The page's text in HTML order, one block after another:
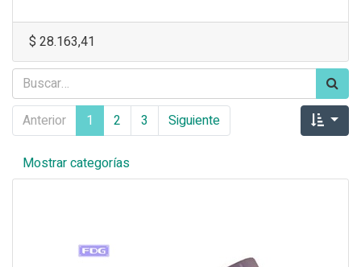
$ 28.163,41
Anterior 1 2 3 Siguiente
Mostrar categorías